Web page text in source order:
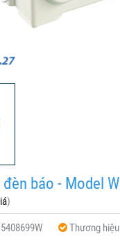
báo - Model
)
Thương